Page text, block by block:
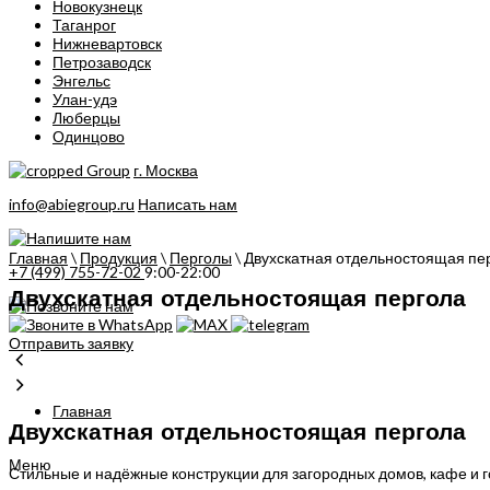
Новокузнецк
Таганрог
Нижневартовск
Петрозаводск
Энгельс
Улан-удэ
Люберцы
Одинцово
г. Москва
info@abiegroup.ru Написать нам
+7 (499) 755-72-029:00-22:00
Отправить заявку
Главная
Меню
Главная \ Продукция \ Перголы\ Двухскатная отдельностоящая
Двухскатная отдельностоящая пергола
Двухскатная отдельностоящая пергола
Стильные и надёжные конструкции для загородных домов, кафе и